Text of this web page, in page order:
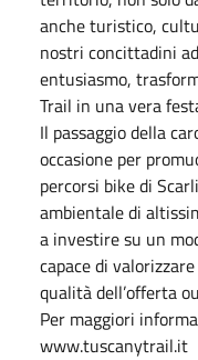
anche turistico,
nostri concittadini
entusiasmo,
Trail in una vera
Il passaggio della
occasione per
percorsi bike di
ambientale di
a investire su un
capace di
qualità dell’offerta
Per maggiori
www.tuscanytrail.it